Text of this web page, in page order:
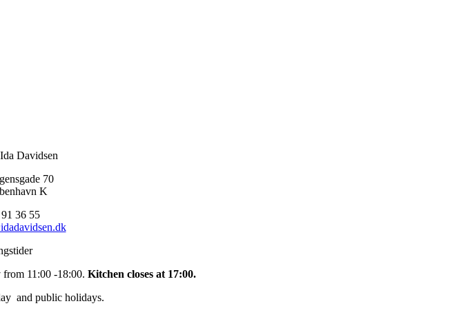
Davidsen
70
K
36 55
from 11:00 -18:00. Kitchen closes at 17:00.
and public holidays.